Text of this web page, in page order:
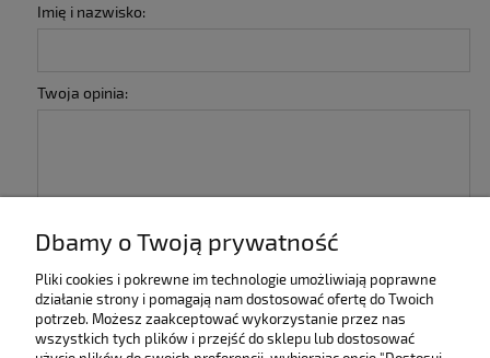
Imię i nazwisko:
Twoja opinia:
INFORMACJE
Dbamy o Twoją prywatność
Pliki cookies i pokrewne im technologie umożliwiają poprawne
działanie strony i pomagają nam dostosować ofertę do Twoich
potrzeb. Możesz zaakceptować wykorzystanie przez nas
wszystkich tych plików i przejść do sklepu lub dostosować